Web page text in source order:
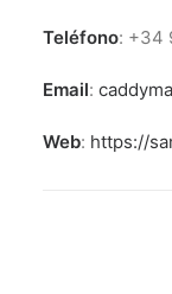
Teléfono: +34
Email:
Web: https://